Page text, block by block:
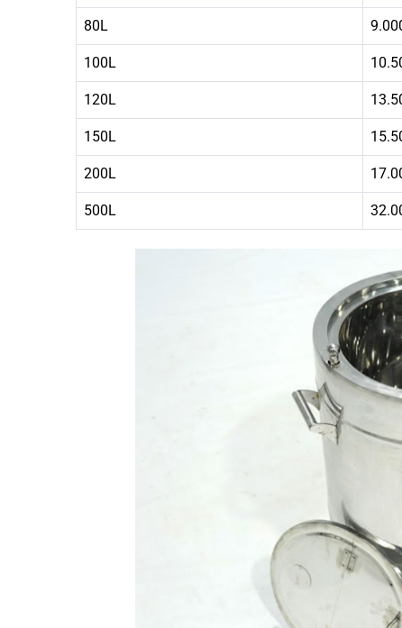
80L
100L
120L
150L
200L
500L